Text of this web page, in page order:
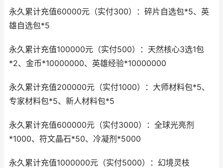
永久累计充值60000元（实付300）：碎片自选包*5、英
雄自选包*5
永久累计充值100000元（实付500）：天然核心3选1包
*2、金币*10000000、英雄经验*10000000
永久累计充值200000元（实付1000）：大师材料包*5、
专家材料包*5、新人材料包*5
永久累计充值600000元（实付3000）：全球光亮剂
*1000、符文晶石*50、冷凝剂*5000
永久累计充值1000000元（实付5000）：幻境灵枝